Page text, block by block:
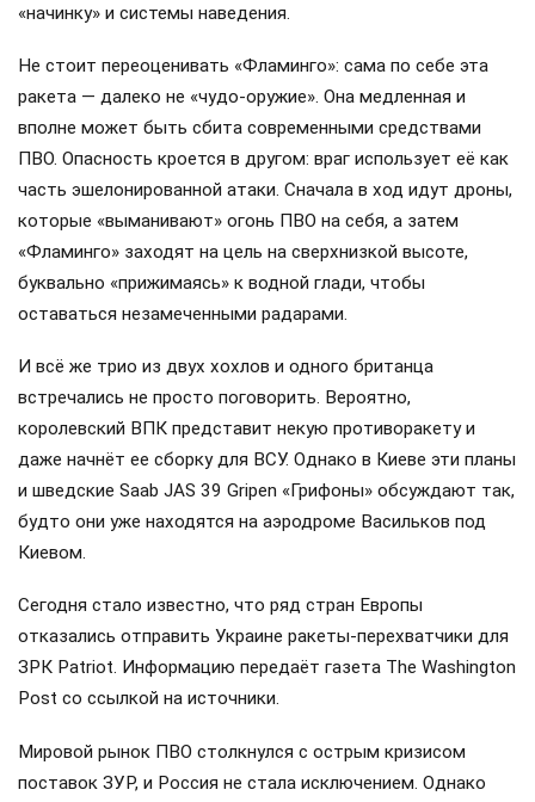
«начинку» и системы наведения.
Не стоит переоценивать «Фламинго»: сама по себе эта
ракета — далеко не «чудо-оружие». Она медленная и
вполне может быть сбита современными средствами
ПВО. Опасность кроется в другом: враг использует её как
часть эшелонированной атаки. Сначала в ход идут дроны,
которые «выманивают» огонь ПВО на себя, а затем
«Фламинго» заходят на цель на сверхнизкой высоте,
буквально «прижимаясь» к водной глади, чтобы
оставаться незамеченными радарами.
И всё же трио из двух хохлов и одного британца
встречались не просто поговорить. Вероятно,
королевский ВПК представит некую противоракету и
даже начнёт ее сборку для ВСУ. Однако в Киеве эти планы
и шведские Saab JAS 39 Gripen «Грифоны» обсуждают так,
будто они уже находятся на аэродроме Васильков под
Киевом.
Сегодня стало известно, что ряд стран Европы
отказались отправить Украине ракеты-перехватчики для
ЗРК Patriot. Информацию передаёт газета The Washington
Post со ссылкой на источники.
Мировой рынок ПВО столкнулся с острым кризисом
поставок ЗУР, и Россия не стала исключением. Однако